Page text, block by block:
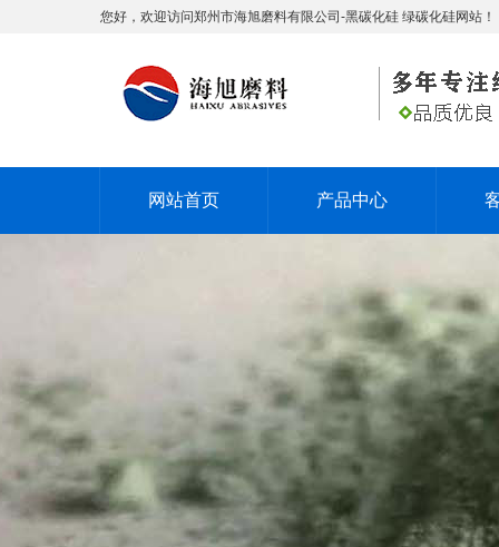
您好，欢迎访问郑州市海旭磨料有限公司-黑碳化硅 绿碳化硅网站！
网站首页 产品中心